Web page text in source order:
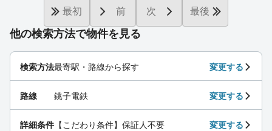
他の検索方法で物件を見る
検索方法最寄駅・路線から探す 変更する
路線 銚子電鉄 変更する
詳細条件 【こだわり条件】保証人不要 変更する
最初 前 次 最後